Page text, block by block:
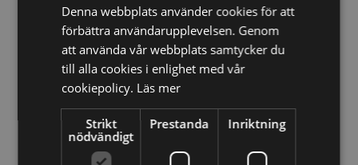
måste godkännas av Hyresnämnden.
Hyra: Du kan vanligtvis inte sätta vilken hyra
du vill. Hyran måste vara skälig. Om
hyresgästen exempelvis motsätter sig en
eventuell hyreshöjning kan hyresnämnden
pröva ärendet.
Uppsägningstider:Vid uppsägning av ett
Denna webbplats använder cookies för att
förbättra användarupplevelsen. Genom
att använda vår webbplats samtycker du
till alla cookies i enlighet med vår
cookiepolicy. Läs mer
Strikt
nödvändigt
Prestanda Inriktning